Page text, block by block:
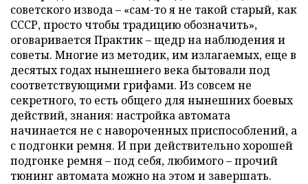
советского извода – «сам-то я не такой старый, как
СССР, просто чтобы традицию обозначить»,
оговаривается Практик – щедр на наблюдения и
советы. Многие из методик, им излагаемых, еще в
десятых годах нынешнего века бытовали под
соответствующими грифами. Из совсем не
секретного, то есть общего для нынешних боевых
действий, знания: настройка автомата
начинается не с навороченных приспособлений, а
с подгонки ремня. И при действительно хорошей
подгонке ремня – под себя, любимого – прочий
тюнинг автомата можно на этом и завершать.